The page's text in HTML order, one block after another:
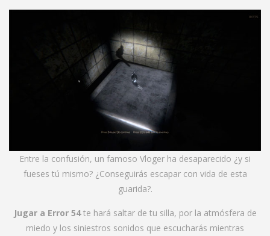
Entre la confusión, un famoso Vloger ha desaparecido ¿y si
fueses tú mismo? ¿Conseguirás escapar con vida de esta
guarida?.
Jugar a Error 54te hará saltar de tu silla, por la atmósfera de
miedo y los siniestros sonidos que escucharás mientras